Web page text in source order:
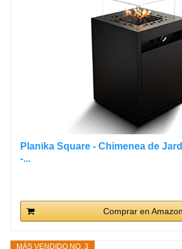
Planika Square - Chimenea de
-...
Comprar en
MÁS VENDIDO NO. 3